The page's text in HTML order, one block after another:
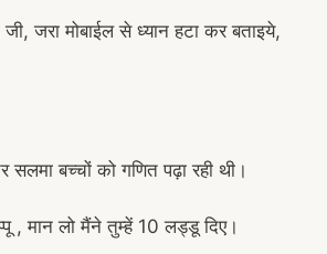
जरा मोबाईल से ध्यान हटा कर बताइये,
सलमा बच्चों को गणित पढ़ा रही थी।
, मान लो मैंने तुम्हें 10 लड्डू दिए।